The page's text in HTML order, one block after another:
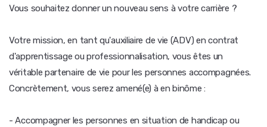
Vous souhaitez donner un nouveau sens à votre carrière ?
Votre mission, en tant qu'auxiliaire de vie (ADV) en contrat
d'apprentissage ou professionnalisation, vous êtes un
véritable partenaire de vie pour les personnes accompagnées.
Concrètement, vous serez amené(e) à en binôme :
- Accompagner les personnes en situation de handicap ou